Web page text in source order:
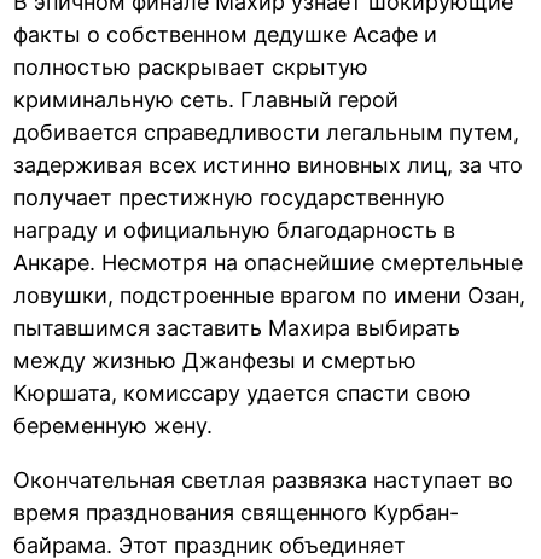
факты о собственном дедушке Асафе и
полностью раскрывает скрытую
криминальную сеть. Главный герой
добивается справедливости легальным путем,
задерживая всех истинно виновных лиц, за что
получает престижную государственную
награду и официальную благодарность в
Анкаре. Несмотря на опаснейшие смертельные
ловушки, подстроенные врагом по имени Озан,
пытавшимся заставить Махира выбирать
между жизнью Джанфезы и смертью
Кюршата, комиссару удается спасти свою
беременную жену.
Окончательная светлая развязка наступает во
время празднования священного Курбан-
байрама. Этот праздник объединяет